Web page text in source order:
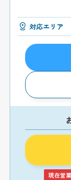
対応エリア
現在営